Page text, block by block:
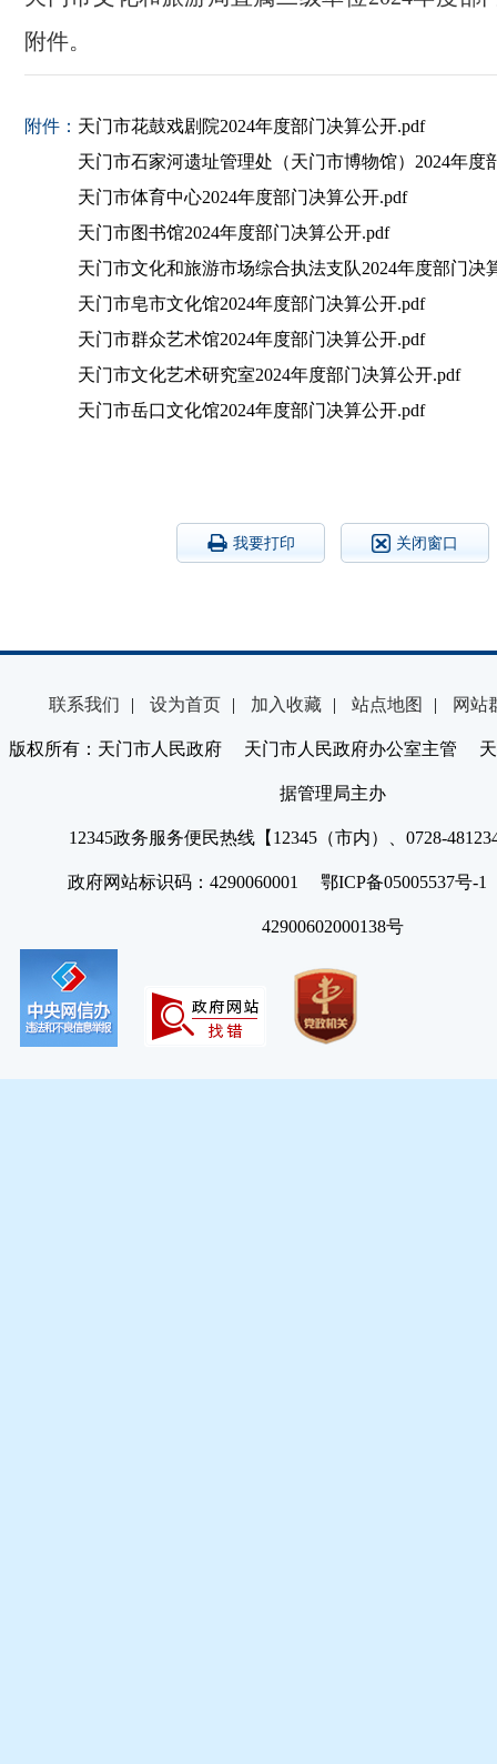
附件。
附件： 天门市花鼓戏剧院2024年度部门决算公开.pdf
天门市石家河遗址管理处（天门市博物馆）2024年度
天门市体育中心2024年度部门决算公开.pdf
天门市图书馆2024年度部门决算公开.pdf
天门市文化和旅游市场综合执法支队2024年度部门决
天门市皂市文化馆2024年度部门决算公开.pdf
天门市群众艺术馆2024年度部门决算公开.pdf
天门市文化艺术研究室2024年度部门决算公开.pdf
天门市岳口文化馆2024年度部门决算公开.pdf
我要打印 关闭窗口
联系我们 | 设为首页 | 加入收藏 | 站点地图 | 网站
版权所有：天门市人民政府 天门市人民政府办公室主管 天
据管理局主办
12345政务服务便民热线【12345（市内）、0728-
政府网站标识码：4290060001 鄂ICP备05005537号
42900602000138号